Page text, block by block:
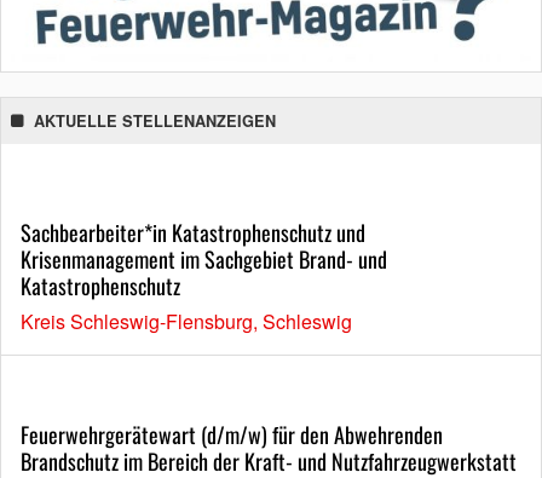
AKTUELLE STELLENANZEIGEN
Sachbearbeiter*in Katastrophenschutz und
Krisenmanagement im Sachgebiet Brand- und
Katastrophenschutz
Kreis Schleswig-Flensburg, Schleswig
Feuerwehrgerätewart (d/m/w) für den Abwehrenden
Brandschutz im Bereich der Kraft- und Nutzfahrzeugwerkstatt